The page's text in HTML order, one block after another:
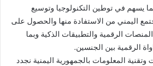
يسهم في توطين التكنولوجيا وتوسيع
اليمني من الاستفادة منها والحصول على
الرقمية والتطبيقات الذكية وبما
الرقمية بين الجنسين.
وتقنية المعلومات بالجمهورية اليمنية نجدد